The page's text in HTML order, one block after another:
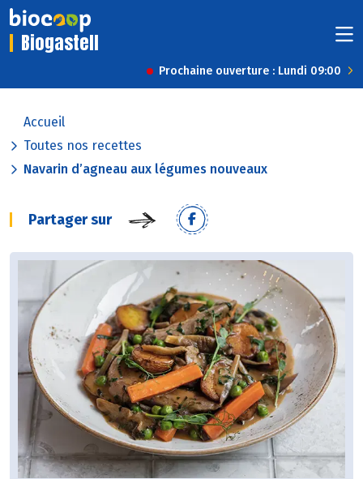
Biogastell
Prochaine ouverture : Lundi 09:00
Accueil
Toutes nos recettes
Navarin d’agneau aux légumes nouveaux
Partager sur